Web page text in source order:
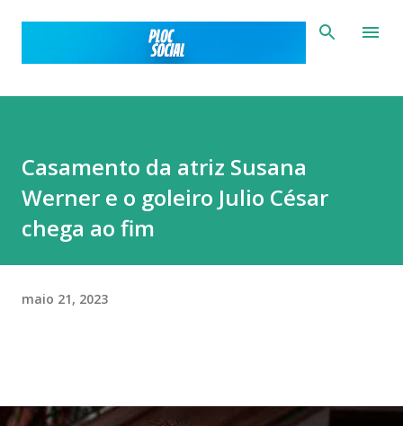
Pular para o conteúdo principal
Casamento da atriz Susana
Werner e o goleiro Julio César
chega ao fim
maio 21, 2023